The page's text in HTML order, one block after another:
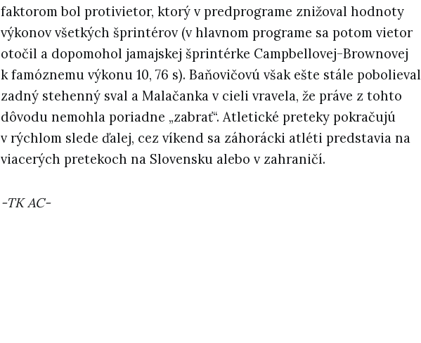
faktorom bol protivietor, ktorý v predprograme znižoval hodnoty
výkonov všetkých šprintérov (v hlavnom programe sa potom vietor
otočil a dopomohol jamajskej šprintérke Campbellovej-Brownovej
k famóznemu výkonu 10, 76 s). Baňovičovú však ešte stále pobolieval
zadný stehenný sval a Malačanka v cieli vravela, že práve z tohto
dôvodu nemohla poriadne „zabrať“. Atletické preteky pokračujú
v rýchlom slede ďalej, cez víkend sa záhorácki atléti predstavia na
viacerých pretekoch na Slovensku alebo v zahraničí.
-TK AC-